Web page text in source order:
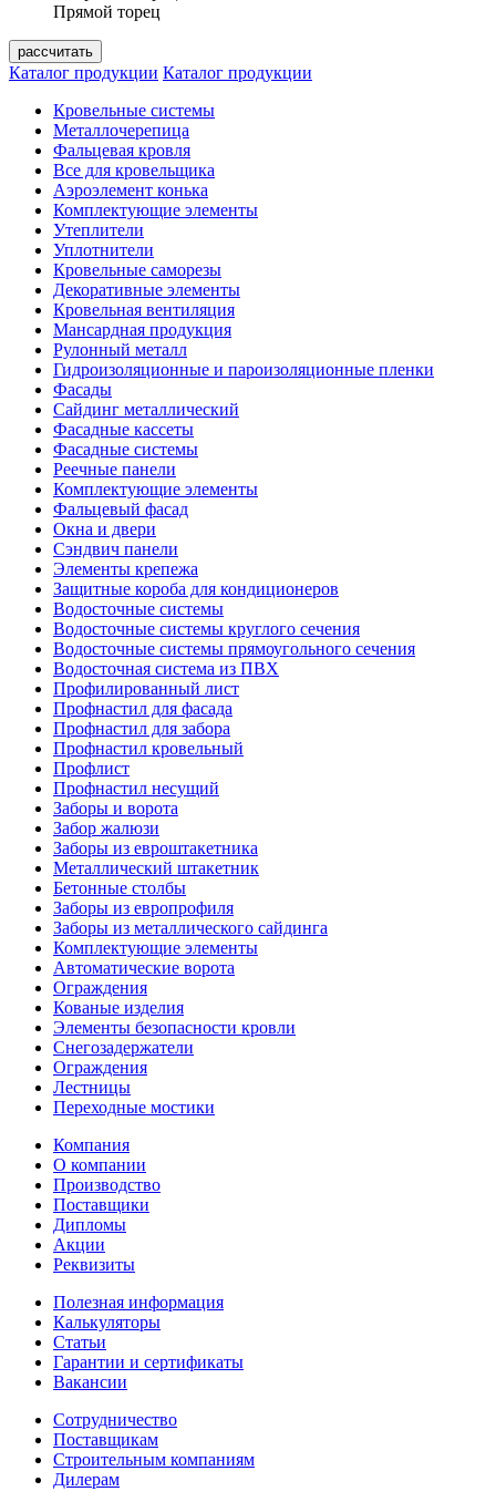
Прямой торец
Каталог продукции Каталог продукции
Кровельные системы
Металлочерепица
Фальцевая кровля
Все для кровельщика
Аэроэлемент конька
Комплектующие элементы
Утеплители
Уплотнители
Кровельные саморезы
Декоративные элементы
Кровельная вентиляция
Мансардная продукция
Рулонный металл
Гидроизоляционные и пароизоляционные пленки
Фасады
Сайдинг металлический
Фасадные кассеты
Фасадные системы
Реечные панели
Комплектующие элементы
Фальцевый фасад
Окна и двери
Сэндвич панели
Элементы крепежа
Защитные короба для кондиционеров
Водосточные системы
Водосточные системы круглого сечения
Водосточные системы прямоугольного сечения
Водосточная система из ПВХ
Профилированный лист
Профнастил для фасада
Профнастил для забора
Профнастил кровельный
Профлист
Профнастил несущий
Заборы и ворота
Забор жалюзи
Заборы из евроштакетника
Металлический штакетник
Бетонные столбы
Заборы из европрофиля
Заборы из металлического сайдинга
Комплектующие элементы
Автоматические ворота
Ограждения
Кованые изделия
Элементы безопасности кровли
Снегозадержатели
Ограждения
Лестницы
Переходные мостики
Компания
О компании
Производство
Поставщики
Дипломы
Акции
Реквизиты
Полезная информация
Калькуляторы
Статьи
Гарантии и сертификаты
Вакансии
Сотрудничество
Поставщикам
Строительным компаниям
Дилерам